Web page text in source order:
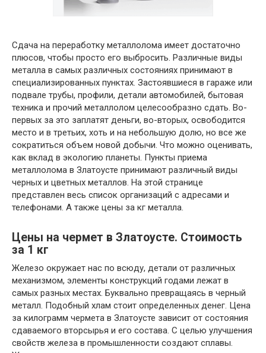
Сдача на переработку металлолома имеет достаточно
плюсов, чтобы просто его выбросить. Различные виды
металла в самых различных состояниях принимают в
специализированных пунктах. Застоявшиеся в гараже или
подвале трубы, профили, детали автомобилей, бытовая
техника и прочий металлолом целесообразно сдать. Во-
первых за это заплатят деньги, во-вторых, освободится
место и в третьих, хоть и на небольшую долю, но все же
сократиться объем новой добычи. Что можно оценивать,
как вклад в экологию планеты. Пункты приема
металлолома в Златоусте принимают различный виды
черных и цветных металлов. На этой странице
представлен весь список организаций с адресами и
телефонами. А также цены за кг металла.
Цены на чермет в Златоусте. Стоимость
за 1 кг
Железо окружает нас по всюду, детали от различных
механизмом, элементы конструкций годами лежат в
самых разных местах. Буквально превращаясь в черный
металл. Подобный хлам стоит определенных денег. Цена
за килограмм чермета в Златоусте зависит от состояния
сдаваемого вторсырья и его состава. С целью улучшения
свойств железа в промышленности создают сплавы.